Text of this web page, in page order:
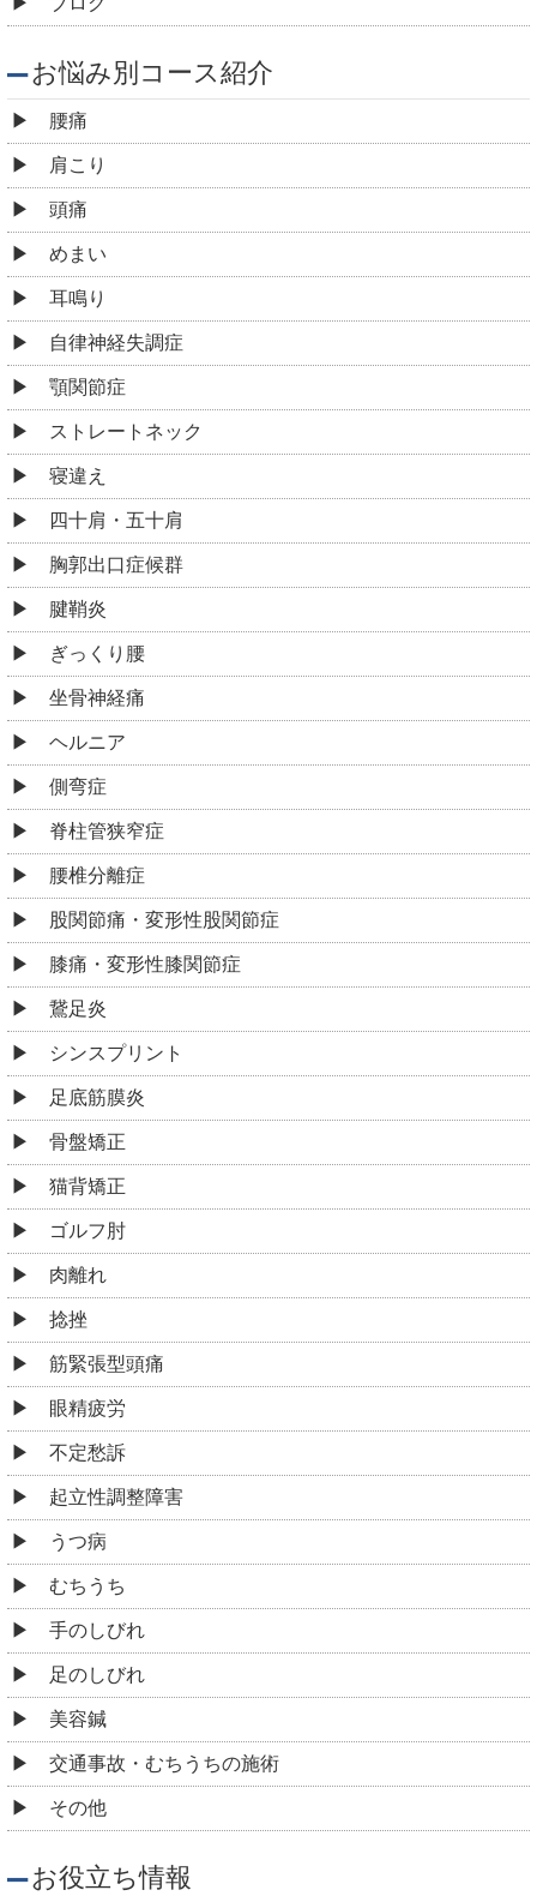
お悩み別コース紹介
腰痛
肩こり
頭痛
めまい
耳鳴り
自律神経失調症
顎関節症
ストレートネック
寝違え
四十肩・五十肩
胸郭出口症候群
腱鞘炎
ぎっくり腰
坐骨神経痛
ヘルニア
側弯症
脊柱管狭窄症
腰椎分離症
股関節痛・変形性股関節症
膝痛・変形性膝関節症
鵞足炎
シンスプリント
足底筋膜炎
骨盤矯正
猫背矯正
ゴルフ肘
肉離れ
捻挫
筋緊張型頭痛
眼精疲労
不定愁訴
起立性調整障害
うつ病
むちうち
手のしびれ
足のしびれ
美容鍼
交通事故・むちうちの施術
その他
お役立ち情報